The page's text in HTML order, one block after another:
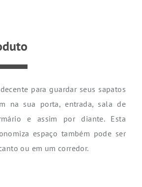
para guardar seus sapatos
na sua porta, entrada, sala de
e assim por diante. Esta
espaço também pode ser
ou em um corredor.